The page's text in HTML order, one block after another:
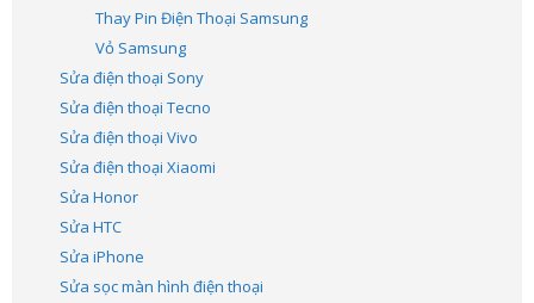
Thay Pin Điện Thoại Samsung
Vỏ Samsung
Sửa điện thoại Sony
Sửa điện thoại Tecno
Sửa điện thoại Vivo
Sửa điện thoại Xiaomi
Sửa Honor
Sửa HTC
Sửa iPhone
Sửa sọc màn hình điện thoại